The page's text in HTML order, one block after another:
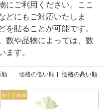
にご利用ください。ここ
どにもご対応いたしま
を貼ることが可能です。
数や品物によっては、数
ます。
順 : 価格の低い順 価格の高い順